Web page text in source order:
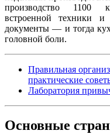
производство 1100
встроенной техники и
документы — и тогда
головной боли.
Правильная
практические
Лаборатория
Основные